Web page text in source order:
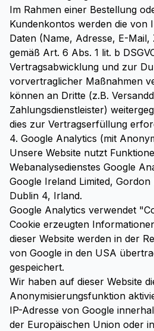
Im Rahmen einer Bestellung
Kundenkontos werden die von
Daten (Name, Adresse, E-Mail,
gemäß Art. 6 Abs. 1 lit. b
Vertragsabwicklung und zur
vorvertraglicher Maßnahmen
können an Dritte (z.B.
Zahlungsdienstleister)
dies zur Vertragserfüllung
4. Google Analytics (mit
Unsere Website nutzt
Webanalysedienstes Google
Google Ireland Limited,
Dublin 4, Irland.
Google Analytics verwendet
Cookie erzeugten
dieser Website werden in der
von Google in den USA
gespeichert.
Wir haben auf dieser Website
Anonymisierungsfunktion
IP-Adresse von Google
der Europäischen Union oder